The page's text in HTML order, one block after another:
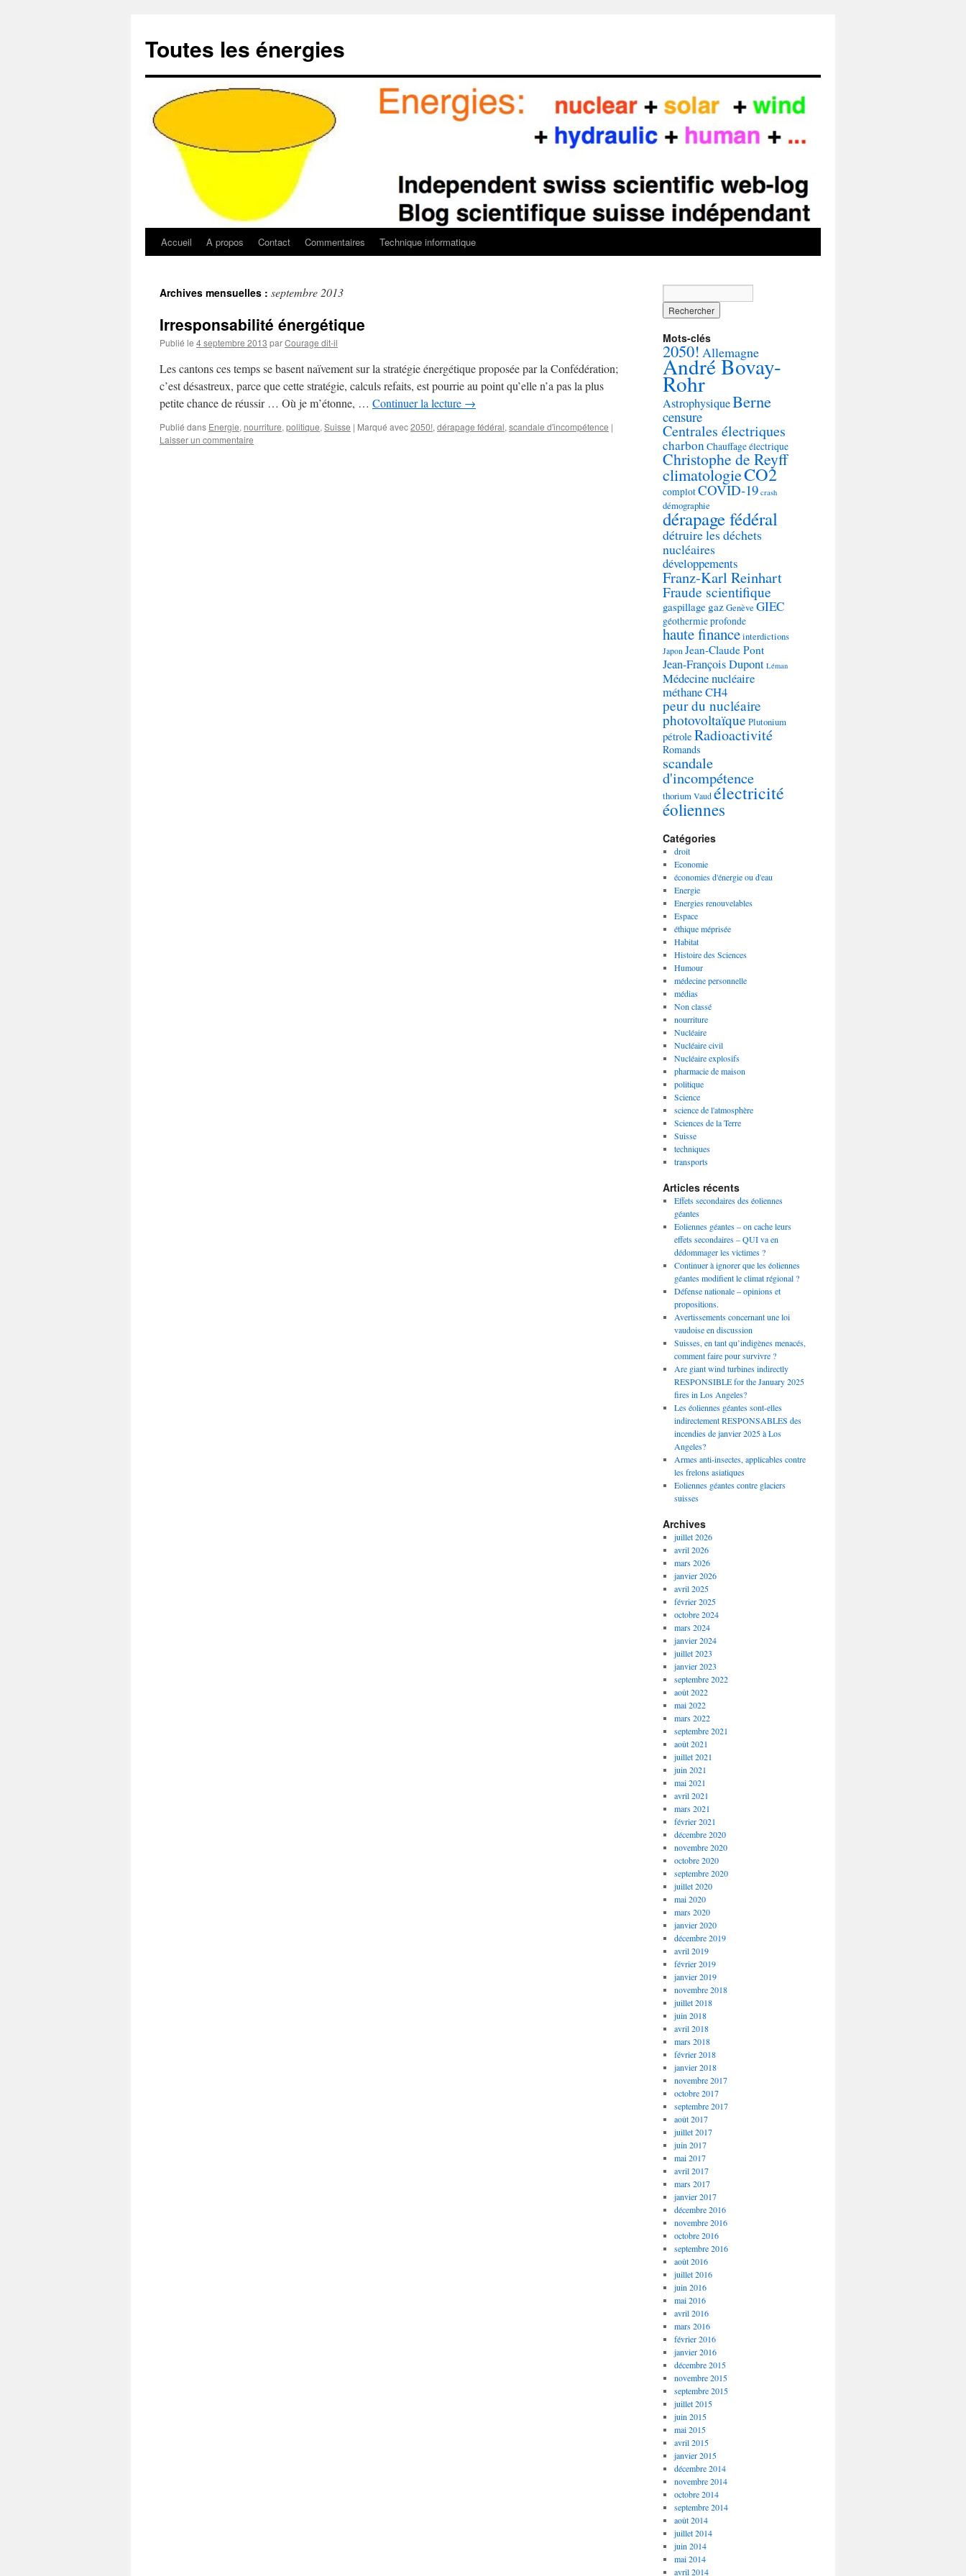
contenu
Toutes les énergies
Accueil A propos Contact Commentaires Technique informatique
Archives mensuelles : septembre 2013
Irresponsabilité énergétique
Publié le 4 septembre 2013 parCourage dit-il
Les cantons ces temps se basent naïvement sur la stratégie énergétique proposée par la Confédération;
c’est désastreux, parce que cette stratégie, calculs refaits, est pourrie au point qu’elle n’a pas la plus
petite chance de réussir … Où je m’étonne, … Continuer la lecture →
Publié dans Energie, nourriture, politique, Suisse | Marqué avec2050!, dérapage fédéral, scandale d'incompétence |
Laisser un commentaire
Mots-clés
2050! Allemagne
André Bovay-
Rohr
AstrophysiqueBerne
censure
Centrales électriques
charbonChauffage électrique
Christophe de Reyff
climatologieCO2
complotCOVID-19 crash
démographie
dérapage fédéral
détruire les déchets
nucléaires
développements
Franz-Karl Reinhart
Fraude scientifique
gaspillage gazGenève GIEC
géothermie profonde
haute financeinterdictions
Japon Jean-Claude Pont
Jean-François Dupont Léman
Médecine nucléaire
méthane CH4
peur du nucléaire
photovoltaïque Plutonium
pétrole Radioactivité
Romands
scandale
d'incompétence
thorium Vaud électricité
éoliennes
Catégories
droit
Economie
économies d'énergie ou d'eau
Energie
Energies renouvelables
Espace
éthique méprisée
Habitat
Histoire des Sciences
Humour
médecine personnelle
médias
Non classé
nourriture
Nucléaire
Nucléaire civil
Nucléaire explosifs
pharmacie de maison
politique
Science
science de l'atmosphère
Sciences de la Terre
Suisse
techniques
transports
Articles récents
Effets secondaires des éoliennes
géantes
Eoliennes géantes – on cache leurs
effets secondaires – QUI va en
dédommager les victimes ?
Continuer à ignorer que les éoliennes
géantes modifient le climat régional ?
Défense nationale – opinions et
propositions.
Avertissements concernant une loi
vaudoise en discussion
Suisses, en tant qu’indigènes menacés,
comment faire pour survivre ?
Are giant wind turbines indirectly
RESPONSIBLE for the January 2025
fires in Los Angeles?
Les éoliennes géantes sont-elles
indirectement RESPONSABLES des
incendies de janvier 2025 à Los
Angeles?
Armes anti-insectes, applicables contre
les frelons asiatiques
Eoliennes géantes contre glaciers
suisses
Archives
juillet 2026
avril 2026
mars 2026
janvier 2026
avril 2025
février 2025
octobre 2024
mars 2024
janvier 2024
juillet 2023
janvier 2023
septembre 2022
août 2022
mai 2022
mars 2022
septembre 2021
août 2021
juillet 2021
juin 2021
mai 2021
avril 2021
mars 2021
février 2021
décembre 2020
novembre 2020
octobre 2020
septembre 2020
juillet 2020
mai 2020
mars 2020
janvier 2020
décembre 2019
avril 2019
février 2019
janvier 2019
novembre 2018
juillet 2018
juin 2018
avril 2018
mars 2018
février 2018
janvier 2018
novembre 2017
octobre 2017
septembre 2017
août 2017
juillet 2017
juin 2017
mai 2017
avril 2017
mars 2017
janvier 2017
décembre 2016
novembre 2016
octobre 2016
septembre 2016
août 2016
juillet 2016
juin 2016
mai 2016
avril 2016
mars 2016
février 2016
janvier 2016
décembre 2015
novembre 2015
septembre 2015
juillet 2015
juin 2015
mai 2015
avril 2015
janvier 2015
décembre 2014
novembre 2014
octobre 2014
septembre 2014
août 2014
juillet 2014
juin 2014
mai 2014
avril 2014